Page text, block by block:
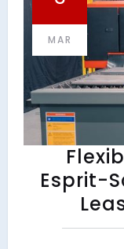
MAR
Esprit-